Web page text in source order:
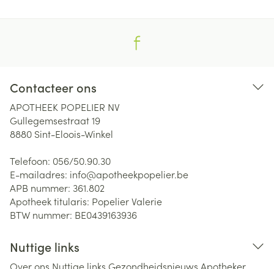
Contacteer ons
APOTHEEK POPELIER NV
Gullegemsestraat 19
8880 Sint-Eloois-Winkel
Telefoon: 056/50.90.30
E-mailadres: info@apotheekpopelier.be
APB nummer: 361.802
Apotheek titularis: Popelier Valerie
BTW nummer: BE0439163936
Nuttige links
Over ons Nuttige links Gezondheidsnieuws Apotheker